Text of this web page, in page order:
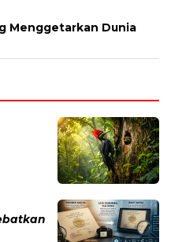
Menggetarkan Dunia